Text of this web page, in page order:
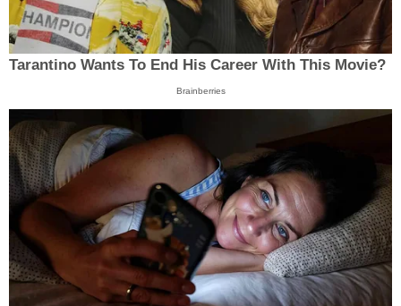
Tarantino Wants To End His Career With This Movie?
Brainberries